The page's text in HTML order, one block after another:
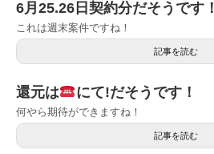
6月25.26日契約分だそうです！
これは週末案件ですね！
記事を読む
還元は にて!だそうです！
何やら期待ができますね！
記事を読む